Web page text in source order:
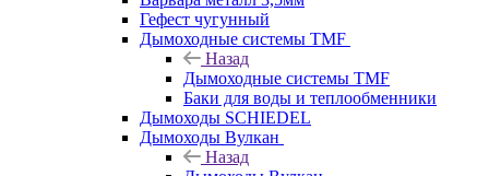
Гефест чугунный
Дымоходные системы TMF
Назад
Дымоходные системы TMF
Баки для воды и теплообменники
Дымоходы SCHIEDEL
Дымоходы Вулкан
Назад